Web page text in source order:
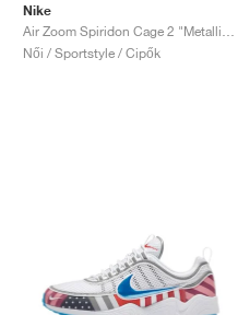
Nike
Női / Sportstyle / Cipők